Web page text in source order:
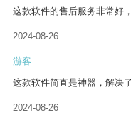
这款软件的售后服务非常好
2024-08-26
游客
这款软件简直是神器，解决
2024-08-26